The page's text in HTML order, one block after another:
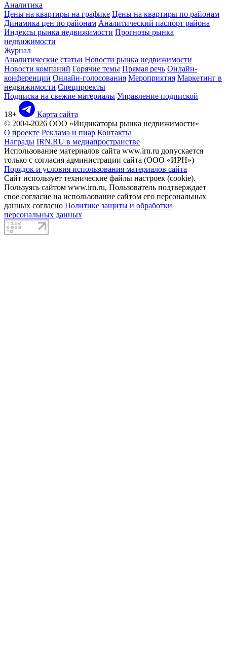
Аналитика
Цены на квартиры на графике Цены на квартиры по районам
Динамика цен по районам Аналитический паспорт района
Индексы рынка недвижимости Прогнозы рынка
недвижимости
Журнал
Аналитические статьи Новости рынка недвижимости
Новости компаний Горячие темы Прямая речь Онлайн-
конференции Онлайн-голосования Мероприятия Маркетинг в
недвижимости Спецпроекты
Подписка на свежие материалы Управление подпиской
18+
Карта сайта
© 2004-2026 ООО «Индикаторы рынка недвижимости»
О проекте Реклама и пиар Контакты
Награды IRN.RU в медиапространстве
Использование материалов сайта www.irn.ru допускается
только с согласия администрации сайта (ООО «ИРН»)
Порядок и условия использования материалов сайта
Сайт использует технические файлы настроек (cookie).
Пользуясь сайтом www.irn.ru, Пользователь подтверждает
свое согласие на использование сайтом его персональных
данных согласно Политике защиты и обработки
персональных данных